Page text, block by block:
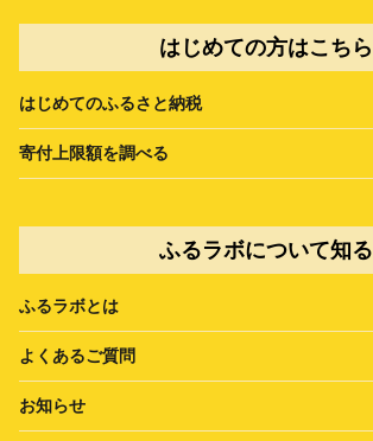
はじめての方はこちら
はじめてのふるさと納税
寄付上限額を調べる
ふるラボについて知る
ふるラボとは
よくあるご質問
お知らせ